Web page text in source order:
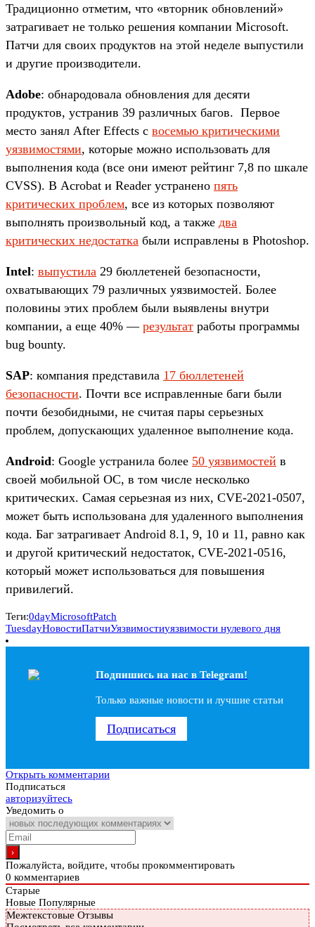
Традиционно отметим, что «вторник обновлений»
затрагивает не только решения компании Microsoft.
Патчи для своих продуктов на этой неделе выпустили
и другие производители.
Adobe: обнародовала обновления для десяти
продуктов, устранив 39 различных багов. Первое
место занял After Effects с восемью критическими
уязвимостями, которые можно использовать для
выполнения кода (все они имеют рейтинг 7,8 по шкале
CVSS). В Acrobat и Reader устранено пять
критических проблем, все из которых позволяют
выполнять произвольный код, а также два
критических недостатка были исправлены в Photoshop.
Intel: выпустила 29 бюллетеней безопасности,
охватывающих 79 различных уязвимостей. Более
половины этих проблем были выявлены внутри
компании, а еще 40% — результат работы программы
bug bounty.
SAP: компания представила 17 бюллетеней
безопасности. Почти все исправленные баги были
почти безобидными, не считая пары серьезных
проблем, допускающих удаленное выполнение кода.
Android: Google устранила более 50 уязвимостей в
своей мобильной ОС, в том числе несколько
критических. Самая серьезная из них, CVE-2021-0507,
может быть использована для удаленного выполнения
кода. Баг затрагивает Android 8.1, 9, 10 и 11, равно как
и другой критический недостаток, CVE-2021-0516,
который может использоваться для повышения
привилегий.
Теги:0dayMicrosoftPatch
TuesdayНовостиПатчиУязвимостиуязвимости нулевого дня
Подпишись на наc в Telegram!
Только важные новости и лучшие статьи
Подписаться
Открыть комментарии
Подписаться
авторизуйтесь
Уведомить о
Пожалуйста, войдите, чтобы прокомментировать
0 комментариев
Старые
Новые Популярные
Межтекстовые Отзывы